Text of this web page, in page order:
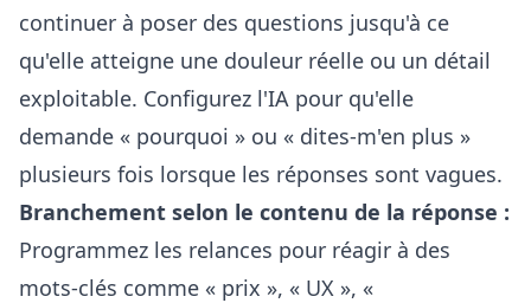
continuer à poser des questions jusqu'à ce
qu'elle atteigne une douleur réelle ou un détail
exploitable. Configurez l'IA pour qu'elle
demande « pourquoi » ou « dites-m'en plus »
plusieurs fois lorsque les réponses sont vagues.
Branchement selon le contenu de la réponse :
Programmez les relances pour réagir à des
mots-clés comme « prix », « UX », «